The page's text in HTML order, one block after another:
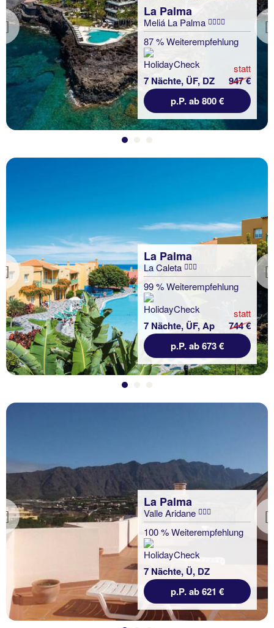
Previous
La Palma
Meliá La Palma
87 % Weiterempfehlung
7 Nächte, ÜF, DZ
statt
947 €
p.P. ab 800 €
Previous
La Palma
La Caleta
99 % Weiterempfehlung
7 Nächte, ÜF, Ap
statt
744 €
p.P. ab 673 €
Previous
La Palma
Valle Aridane
100 % Weiterempfehlung
7 Nächte, Ü, DZ
p.P. ab 621 €